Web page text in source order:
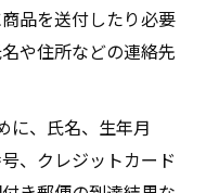
品を送付したり必要
や住所などの連絡先
に、氏名、生年月
、クレジットカード